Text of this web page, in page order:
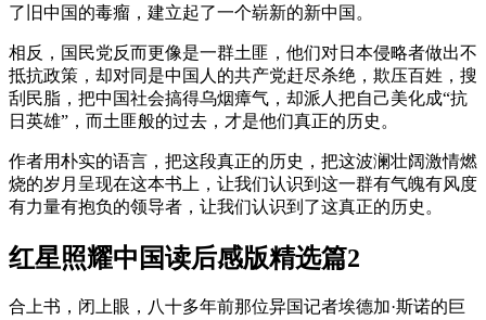
了旧中国的毒瘤，建立起了一个崭新的新中国。
相反，国民党反而更像是一群土匪，他们对日本侵略者做出不
抵抗政策，却对同是中国人的共产党赶尽杀绝，欺压百姓，搜
刮民脂，把中国社会搞得乌烟瘴气，却派人把自己美化成“抗
日英雄”，而土匪般的过去，才是他们真正的历史。
作者用朴实的语言，把这段真正的历史，把这波澜壮阔激情燃
烧的岁月呈现在这本书上，让我们认识到这一群有气魄有风度
有力量有抱负的领导者，让我们认识到了这真正的历史。
红星照耀中国读后感版精选篇2
合上书，闭上眼，八十多年前那位异国记者埃德加·斯诺的巨